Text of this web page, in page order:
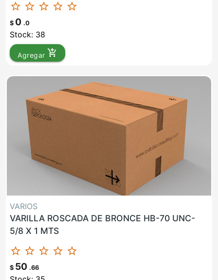
star_border star_border star_border star_border star_border
$ 0 .0
Stock: 38
Agregar add_shopping_cart
VARIOS
VARILLA ROSCADA DE BRONCE HB-70 UNC-
5/8 X 1 MTS
star_border star_border star_border star_border star_border
$ 50 .66